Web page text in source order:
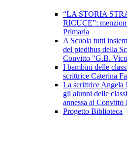
“LA STORIA
RICUCE”:
Primaria
A Scuola tutti
del piedibus della
Convitto "G.B.
I bambini delle
scrittrice Caterina
La scrittrice Angela
gli alunni delle
annessa al
Progetto Biblioteca